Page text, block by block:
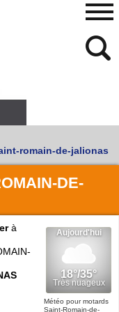
SCOOTER ?
un garage Moto !
MOTO & SCOOTER
romain-de-jalionas
DE-
à
Météo pour motards
Saint-Romain-de-